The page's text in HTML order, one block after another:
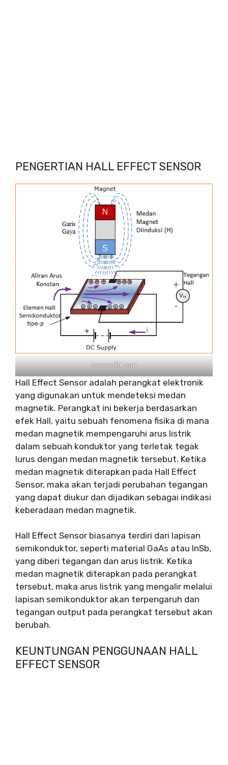
PENGERTIAN HALL EFFECT SENSOR
Masmufid.com
Hall Effect Sensor adalah perangkat elektronik
yang digunakan untuk mendeteksi medan
magnetik. Perangkat ini bekerja berdasarkan
efek Hall, yaitu sebuah fenomena fisika di mana
medan magnetik mempengaruhi arus listrik
dalam sebuah konduktor yang terletak tegak
lurus dengan medan magnetik tersebut. Ketika
medan magnetik diterapkan pada Hall Effect
Sensor, maka akan terjadi perubahan tegangan
yang dapat diukur dan dijadikan sebagai indikasi
keberadaan medan magnetik.
Hall Effect Sensor biasanya terdiri dari lapisan
semikonduktor, seperti material GaAs atau InSb,
yang diberi tegangan dan arus listrik. Ketika
medan magnetik diterapkan pada perangkat
tersebut, maka arus listrik yang mengalir melalui
lapisan semikonduktor akan terpengaruh dan
tegangan output pada perangkat tersebut akan
berubah.
KEUNTUNGAN PENGGUNAAN HALL
EFFECT SENSOR